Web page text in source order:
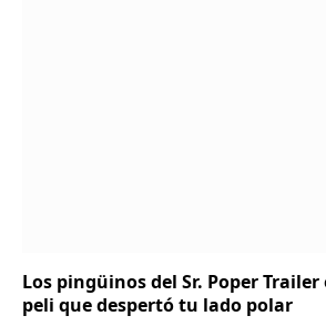
Los pingüinos del Sr. Poper
peli que despertó tu lado polar